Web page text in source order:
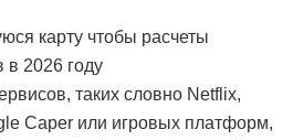
карту чтобы расчеты
в 2026 году
таких словно Netflix,
Caper или игровых платформ,